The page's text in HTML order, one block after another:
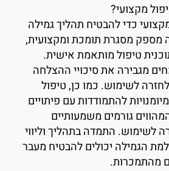
מקצועי?
כדי להבטיח תהליך גמילה
מסגרת תומכת ומקצועית,
טיפול מותאמת אישית.
את סיכויי ההצלחה
לשימוש. כמו כן, טיפול
להתמודדות עם פיתויים
גורמים משמעותיים
התמדה בתהליך וליווי
יכולים להבטיח מעבר